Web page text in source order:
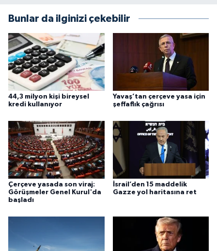
Bunlar da ilginizi çekebilir
44,3 milyon kişi bireysel
kredi kullanıyor
Yavaş’tan çerçeve yasa için
şeffaflık çağrısı
Çerçeve yasada son viraj:
Görüşmeler Genel Kurul'da
başladı
İsrail’den 15 maddelik
Gazze yol haritasına ret